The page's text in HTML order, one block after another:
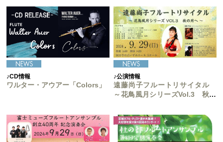
♪CD情報
ワルター・アウアー「Colors」
♪公演情報
遠藤尚子フルートリサイタル
～花鳥風月シリーズVol.3 秋の